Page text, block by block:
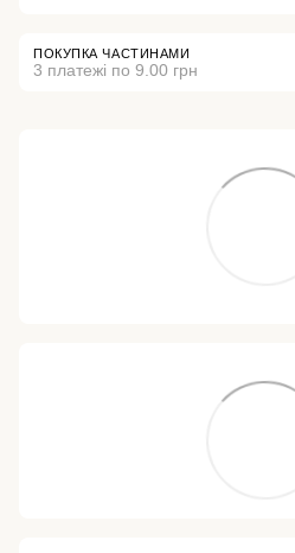
ПОКУПКА ЧАСТИНАМИ
3 платежі по 9.00 грн